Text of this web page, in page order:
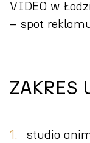
VIDEO w Łodzi
– spot
ZAKRES
studio